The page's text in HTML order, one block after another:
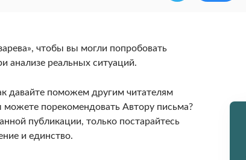
чтобы вы могли попробовать
анализе реальных ситуаций.
давайте поможем другим читателям
можете порекомендовать Автору письма?
публикации, только постарайтесь
и единство.